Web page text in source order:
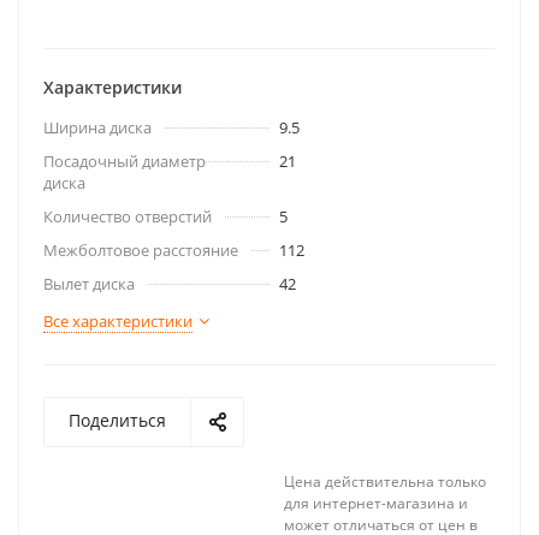
Характеристики
Ширина диска
9.5
Посадочный диаметр
диска
21
Количество отверстий
5
Межболтовое расстояние
112
Вылет диска
42
Все характеристики
Поделиться
Цена действительна только
для интернет-магазина и
может отличаться от цен в